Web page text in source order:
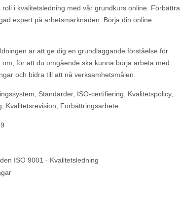
i kvalitetsledning med vår grundkurs online. Förbättra
expert på arbetsmarknaden. Börja din online
är att ge dig en grundläggande förståelse för
för att du omgående ska kunna börja arbeta med
och bidra till att nå verksamhetsmålen.
Standarder, ISO-certifiering, Kvalitetspolicy,
Kvalitetsrevision, Förbättringsarbete
ISO 9001 - Kvalitetsledning